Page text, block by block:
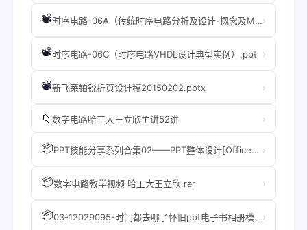
📽️ 时序电路-06A（传统时序电路分析及设计-概念及MSI）.ppt›
📽️时序电路-06C（时序电路VHDL设计典型实例）.ppt ›
📽️新飞莱铂锐折页设计稿20150202.pptx ›
📁 数字电路哈工大王立欣主讲52讲 ›
📦 PPT技能分享系列合集02——PPT整体设计[Office办公助手-***officezhushou***].pptx ›
📦数字电路教学视频 哈工大王立欣.rar ›
📦 03-12029095-时间都去哪了怀旧ppt电子书相册模版图.zip›